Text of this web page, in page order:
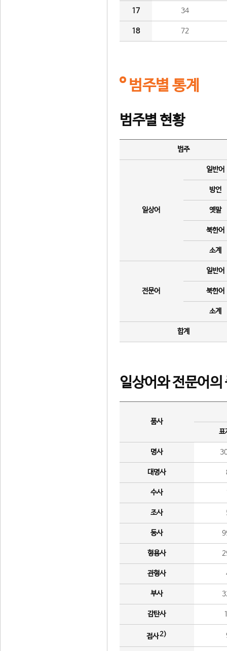
17 34
18 72
범주별 통계
범주별 현황
범주
일상어
일반어
방언
옛말
북한어
소계
전문어
일반어
북한어
소계
합계
일상어와 전문어의
품사
표
명사
대명사
수사
조사
동사
형용사
관형사
부사
감탄사
접사2)